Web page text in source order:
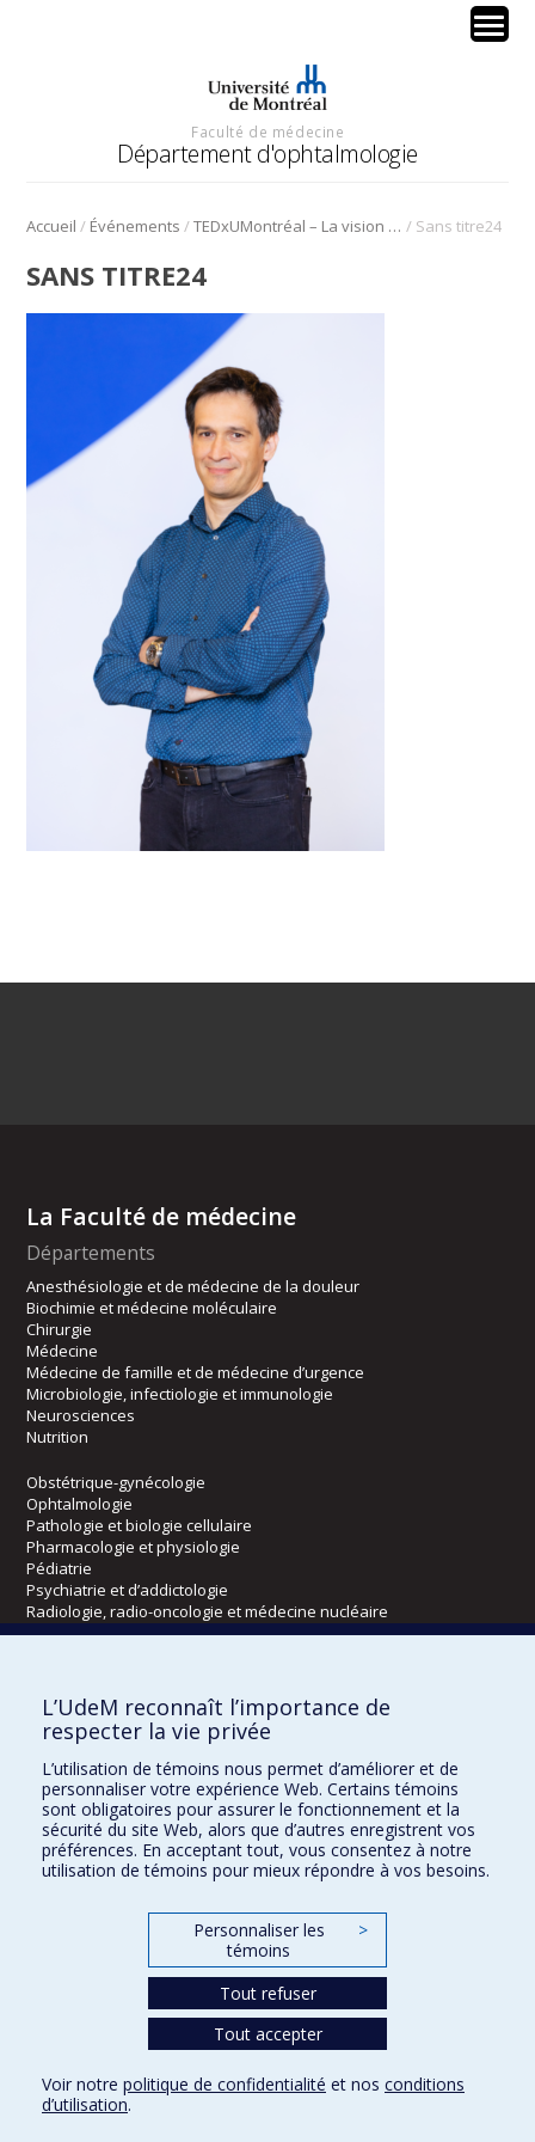
Faculté de médecine
Département d'ophtalmologie
Accueil / Événements / TEDxUMontréal – La vision sous toutes ses formes / Sans titre24
SANS TITRE24
La Faculté de médecine
Départements
Anesthésiologie et de médecine de la douleur
Biochimie et médecine moléculaire
Chirurgie
Médecine
Médecine de famille et de médecine d’urgence
Microbiologie, infectiologie et immunologie
Neurosciences
Nutrition
Obstétrique-gynécologie
Ophtalmologie
Pathologie et biologie cellulaire
Pharmacologie et physiologie
Pédiatrie
Psychiatrie et d’addictologie
Radiologie, radio-oncologie et médecine nucléaire
Kinésiologie et des sciences de l’activité physique
Orthophonie et audiologie
Réadaptation
Directions
DPC
CPASS
L’UdeM reconnaît l’importance de
respecter la vie privée
L’utilisation de témoins nous permet d’améliorer et de
personnaliser votre expérience Web. Certains témoins
sont obligatoires pour assurer le fonctionnement et la
sécurité du site Web, alors que d’autres enregistrent vos
préférences. En acceptant tout, vous consentez à notre
utilisation de témoins pour mieux répondre à vos besoins.
Personnaliser les
témoins
>
Tout refuser
Tout accepter
Voir notre politique de confidentialité et nos conditions
d’utilisation.